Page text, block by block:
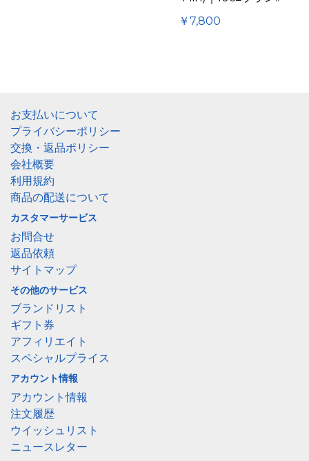
￥7,800
お支払いについて
プライバシーポリシー
交換・返品ポリシー
会社概要
利用規約
商品の配送について
カスタマーサービス
お問合せ
返品依頼
サイトマップ
その他のサービス
ブランドリスト
ギフト券
アフィリエイト
スペシャルプライス
アカウント情報
アカウント情報
注文履歴
ウイッシュリスト
ニュースレター